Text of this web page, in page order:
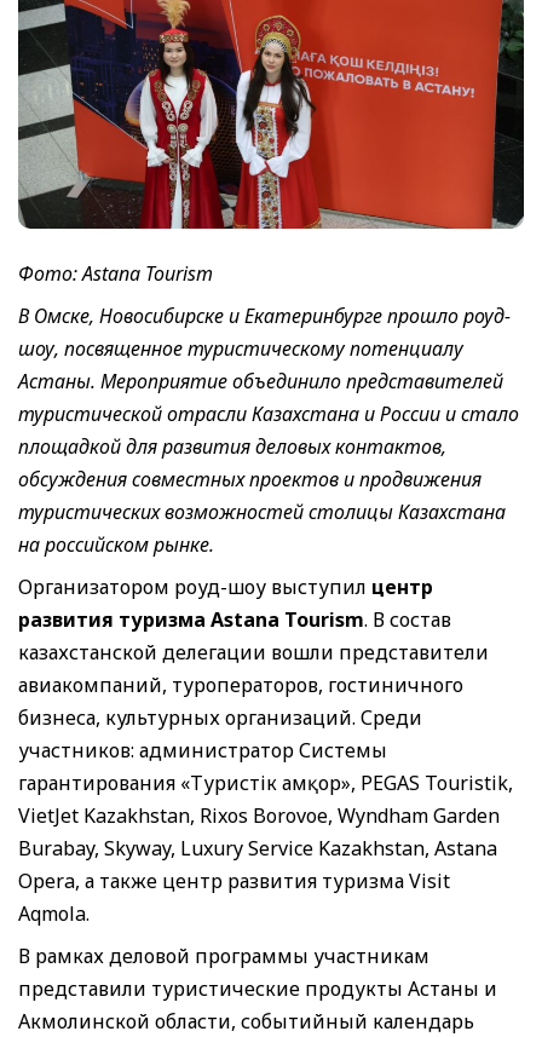
Фото: Astana Tourism
В Омске, Новосибирске и Екатеринбурге прошло роуд-
шоу, посвященное туристическому потенциалу
Астаны. Мероприятие объединило представителей
туристической отрасли Казахстана и России и стало
площадкой для развития деловых контактов,
обсуждения совместных проектов и продвижения
туристических возможностей столицы Казахстана
на российском рынке.
Организатором роуд-шоу выступил центр
развития туризма Astana Tourism. В состав
казахстанской делегации вошли представители
авиакомпаний, туроператоров, гостиничного
бизнеса, культурных организаций. Среди
участников: администратор Системы
гарантирования «Туристік Қамқор», PEGAS Touristik,
VietJet Kazakhstan, Rixos Borovoe, Wyndham Garden
Burabay, Skyway, Luxury Service Kazakhstan, Astana
Opera, а также центр развития туризма Visit
Aqmola.
В рамках деловой программы участникам
представили туристические продукты Астаны и
Акмолинской области, событийный календарь